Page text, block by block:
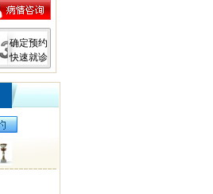
确定预约
快速就诊